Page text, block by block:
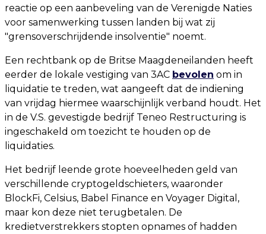
reactie op een aanbeveling van de Verenigde Naties
voor samenwerking tussen landen bij wat zij
"grensoverschrijdende insolventie" noemt.
Een rechtbank op de Britse Maagdeneilanden heeft
eerder de lokale vestiging van 3AC bevolen om in
liquidatie te treden, wat aangeeft dat de indiening
van vrijdag hiermee waarschijnlijk verband houdt. Het
in de V.S. gevestigde bedrijf Teneo Restructuring is
ingeschakeld om toezicht te houden op de
liquidaties.
Het bedrijf leende grote hoeveelheden geld van
verschillende cryptogeldschieters, waaronder
BlockFi, Celsius, Babel Finance en Voyager Digital,
maar kon deze niet terugbetalen. De
kredietverstrekkers stopten opnames of hadden